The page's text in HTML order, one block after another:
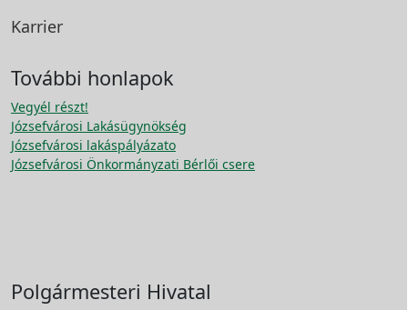
Karrier
További honlapok
Vegyél részt!
Józsefvárosi Lakásügynökség
Józsefvárosi lakáspályázato
Józsefvárosi Önkormányzati Bérlői csere
Polgármesteri Hivatal